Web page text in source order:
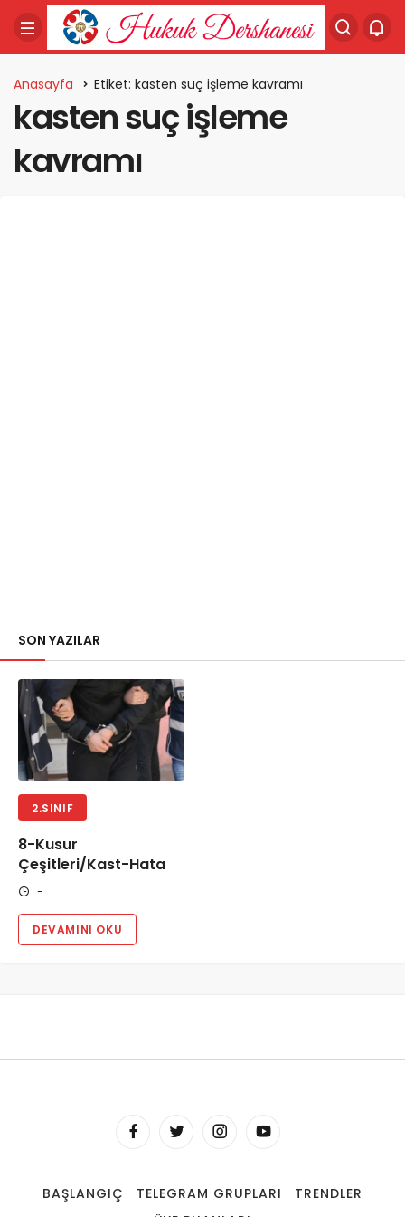
Anasayfa Etiket: kasten suç işleme kavramı
kasten suç işleme
kavramı
SON YAZILAR
2.SINIF
8-Kusur
Çeşitleri/Kast-Hata
-
DEVAMINI OKU
BAŞLANGIÇ TELEGRAM GRUPLARI
TRENDLER